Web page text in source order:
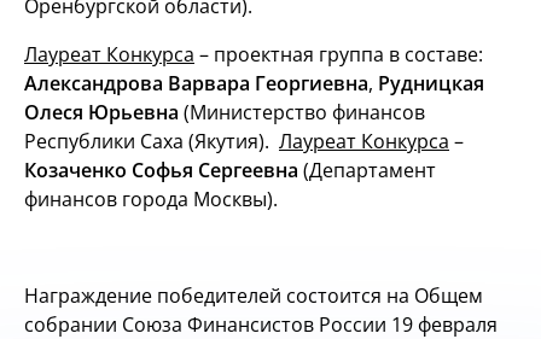
Оренбургской области).
Лауреат Конкурса – проектная группа в составе:
Александрова Варвара Георгиевна, Рудницкая
Олеся Юрьевна (Министерство финансов
Республики Саха (Якутия). Лауреат Конкурса –
Козаченко Софья Сергеевна (Департамент
финансов города Москвы).
Награждение победителей состоится на Общем
собрании Союза Финансистов России 19 февраля